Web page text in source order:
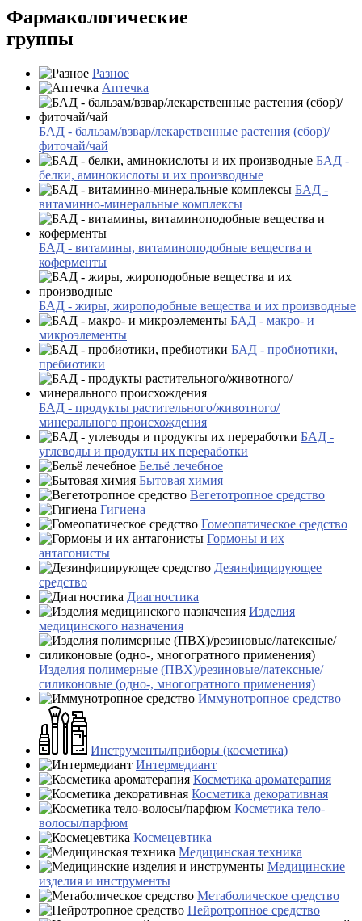
Фармакологические
группы
Разное
Аптечка
БАД - бальзам/взвар/лекарственные растения (сбор)/
фиточай/чай
БАД -
белки, аминокислоты и их производные
БАД -
витаминно-минеральные комплексы
БАД - витамины, витаминоподобные вещества и
коферменты
БАД - жиры, жироподобные вещества и их производные
БАД - макро- и
микроэлементы
БАД - пробиотики,
пребиотики
БАД - продукты растительного/животного/
минерального происхождения
БАД -
углеводы и продукты их переработки
Бельё лечебное
Бытовая химия
Вегетотропное средство
Гигиена
Гомеопатическое средство
Гормоны и их
антагонисты
Дезинфицирующее
средство
Диагностика
Изделия
медицинского назначения
Изделия полимерные (ПВХ)/резиновые/латексные/
силиконовые (одно-, многогратного применения)
Иммунотропное средство
Инструменты/приборы (косметика)
Интермедиант
Косметика ароматерапия
Косметика декоративная
Косметика тело-
волосы/парфюм
Космецевтика
Медицинская техника
Медицинские
изделия и инструменты
Метаболическое средство
Нейротропное средство